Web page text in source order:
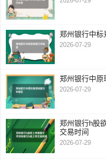
郑州银行中标
2026-07-29
郑州银行中原
2026-07-29
郑州银行h股
交易时间
2026-07-29